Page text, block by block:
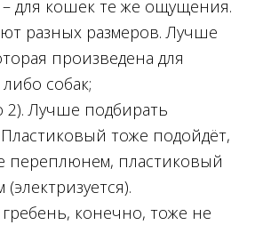
– для кошек те же ощущения.
разных размеров. Лучше
произведена для
собак;
2). Лучше подбирать
тоже подойдёт,
переплюнем, пластиковый
конечно, тоже не